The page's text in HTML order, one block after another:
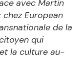
avec Martin
European
de la
qui
la culture au-